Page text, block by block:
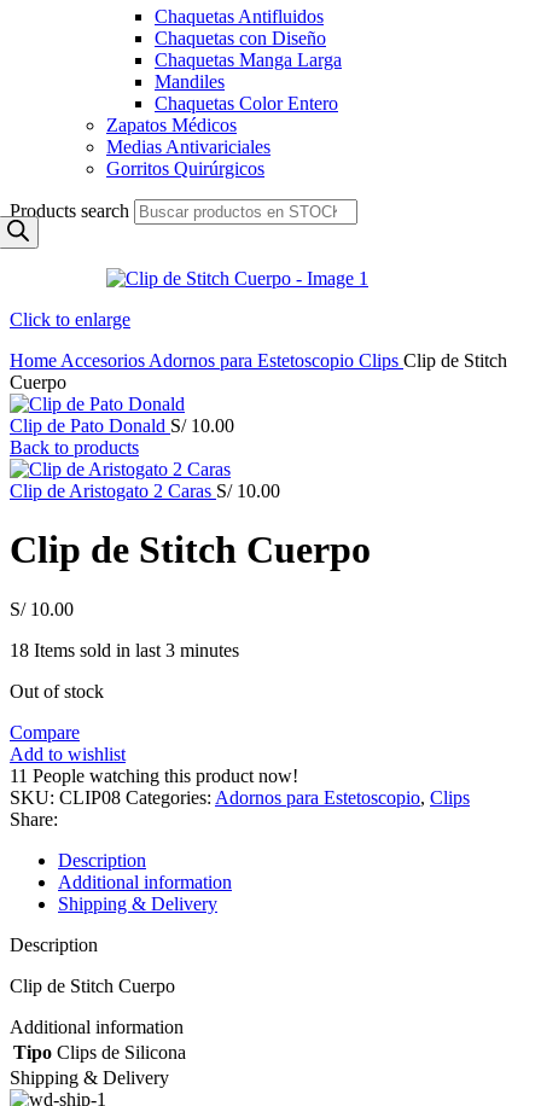
Chaquetas Antifluidos
Chaquetas con Diseño
Chaquetas Manga Larga
Mandiles
Chaquetas Color Entero
Zapatos Médicos
Medias Antivariciales
Gorritos Quirúrgicos
Products search
Click to enlarge
Home Accesorios Adornos para Estetoscopio Clips Clip de Stitch
Cuerpo
Clip de Pato Donald S/10.00
Back to products
Clip de Aristogato 2 Caras S/10.00
Clip de Stitch Cuerpo
S/10.00
18 Items sold in last 3 minutes
Out of stock
Compare
Add to wishlist
11 People watching this product now!
SKU: CLIP08 Categories: Adornos para Estetoscopio, Clips
Share:
Description
Additional information
Shipping & Delivery
Description
Clip de Stitch Cuerpo
Additional information
Tipo Clips de Silicona
Shipping & Delivery